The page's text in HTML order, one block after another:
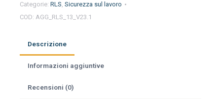
Based
Safety,
della
qualità,
comunicazione
novità
Categorie: RLS, Sicurezza sul lavoro
COD: AGG_RLS_13_V23.1
Descrizione
Informazioni aggiuntive
Recensioni (0)